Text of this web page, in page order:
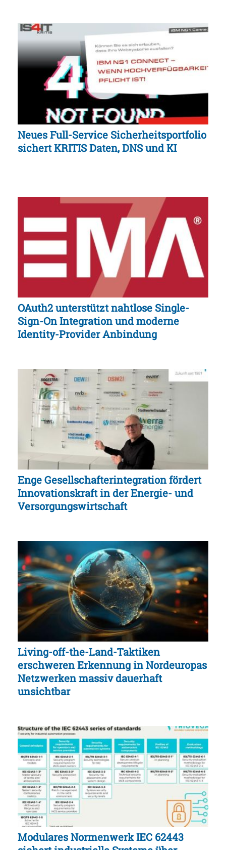
Neues Full-Service Sicherheitsportfolio
sichert KRITIS Daten, DNS und KI
OAuth2 unterstützt nahtlose Single-
Sign-On Integration und moderne
Identity-Provider Anbindung
Enge Gesellschafterintegration fördert
Innovationskraft in der Energie- und
Versorgungswirtschaft
Living-off-the-Land-Taktiken
erschweren Erkennung in Nordeuropas
Netzwerken massiv dauerhaft
unsichtbar
Modulares Normenwerk IEC 62443